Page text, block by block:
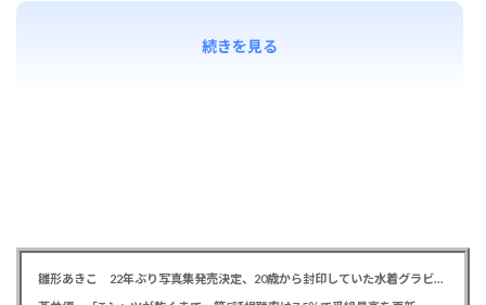
続きを見る
雛形あきこ 22年ぶり写真集発売決定、20歳から封印していた水着グラビア解禁「今だから出せる一冊」